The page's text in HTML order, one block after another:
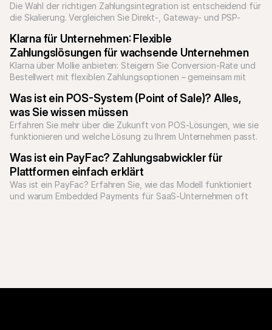
Die Wahl der richtigen Zahlungsintegration ist entscheidend für
die Skalierung. Vergleichen Sie Direkt-, Gateway- und PSP-
Schulden zu reduzieren.
Klarna für Unternehmen: Flexible
Zahlungslösungen für wachsende Unternehmen
Klarna über Mollie anbieten: Steigern Sie Conversion-Rate und
Bestellwert mit flexiblen Zahlungsoptionen – gemeinsam mit
Was ist ein POS-System (Point of Sale)? Alles,
was Sie wissen müssen
Erfahren Sie mehr über die Zukunft von POS-Lösungen, wie sie
funktionieren und welche Lösung zu Ihrem Unternehmen passt.
Was ist ein PayFac? Zahlungsabwickler für
Plattformen einfach erklärt
Was ist ein PayFac? Erfahren Sie, wie das Modell funktioniert
und warum Embedded Payments für SaaS-Unternehmen oft